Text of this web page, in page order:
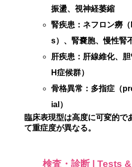
振盪、視神経萎縮
腎疾患 ：ネフロン癆
s）、腎嚢胞、慢性腎
肝疾患 ：肝線維化、
H症候群）
骨格異常 ：多指症（
ial）
臨床表現型は高度に可変的で
て重症度が異なる。
検査・診断 | Tests